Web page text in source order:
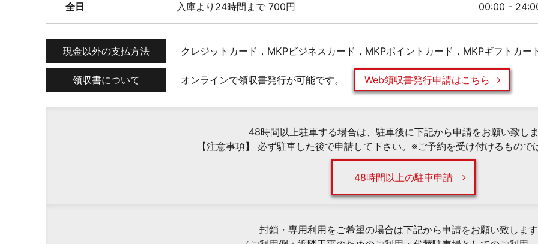
全日 入庫より24時間まで 700円 00:00 -
現金以外の支払方法 クレジットカード，MKPビジネスカード，MKPポイントカード，MKPギフトカー
領収書について オンラインで領収書発行が可能です。 Web領収書発行申請はこちら
48時間以上駐車する場合は、駐車後に下記から申請をお願い致し
【注意事項】 必ず駐車した後で申請して下さい。※ご予約を受け付けるもので
48時間以上の駐車申請
封鎖・専用利用をご希望の場合は下記から申請をお願い致しま